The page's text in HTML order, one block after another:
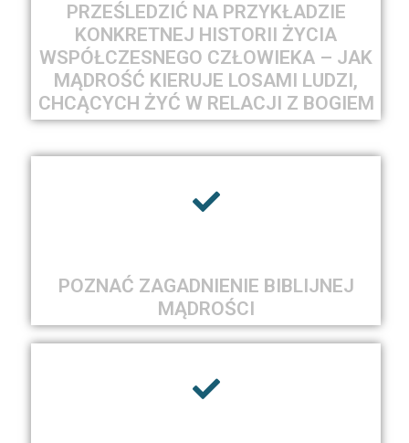
PRZEŚLEDZIĆ NA PRZYKŁADZIE
KONKRETNEJ HISTORII ŻYCIA
WSPÓŁCZESNEGO CZŁOWIEKA – JAK
MĄDROŚĆ KIERUJE LOSAMI LUDZI,
CHCĄCYCH ŻYĆ W RELACJI Z BOGIEM
POZNAĆ ZAGADNIENIE BIBLIJNEJ
MĄDROŚCI